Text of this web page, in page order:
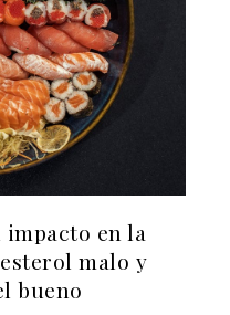
impacto en la
malo y
bueno